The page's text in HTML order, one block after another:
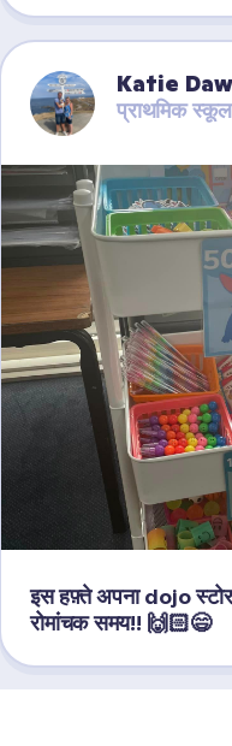
Katie
प्राथमिक स्कूल
इस हफ़्ते अपना dojo स्टोर
रोमांचक समय!! 🙌🏻😄